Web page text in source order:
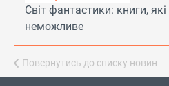
Світ фантастики: книги,
неможливе
Повернутись до списку новин